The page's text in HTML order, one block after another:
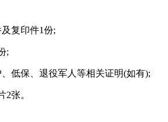
复印件1份;
;
保、退役军人等相关证明(如有);
张。